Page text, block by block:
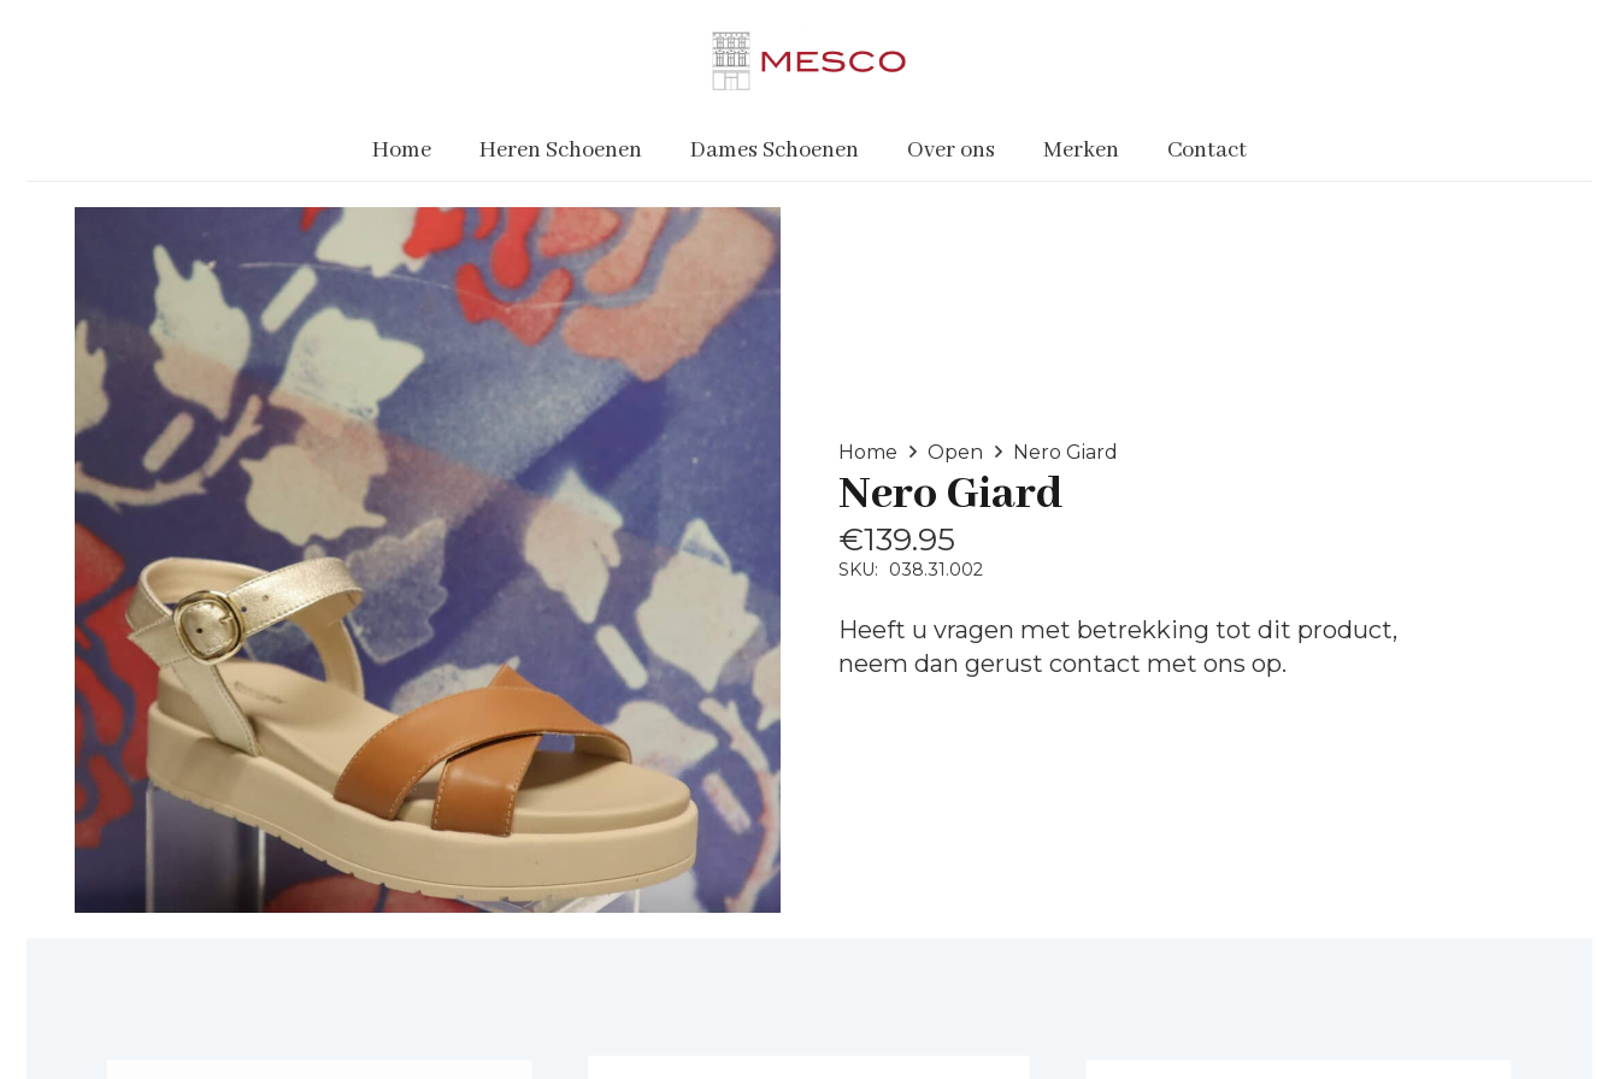
Home Heren Schoenen Dames Schoenen Over ons Merken Contact
Home Open Nero Giard
Nero Giard
€139.95
SKU: 038.31.002
Heeft u vragen met betrekking tot dit product,
neem dan gerust contact met ons op.